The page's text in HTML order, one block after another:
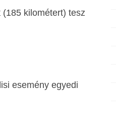
kilométert) tesz
esemény egyedi